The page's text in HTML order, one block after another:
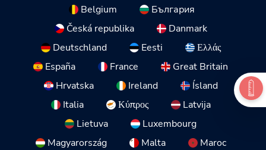
Belgium
България
Česká republika
Danmark
Deutschland
Eesti
Ελλάς
España
France
Great Britain
Hrvatska
Ireland
Ísland
Italia
Κύπρος
Latvija
Lietuva
Luxembourg
Magyarország
Malta
Maroc